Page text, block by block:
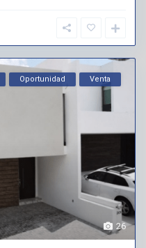
26
Oportunidad Venta